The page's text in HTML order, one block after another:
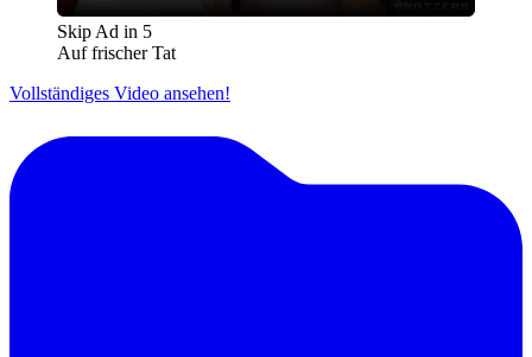
Skip Ad in 5
Auf frischer Tat
Vollständiges Video ansehen!